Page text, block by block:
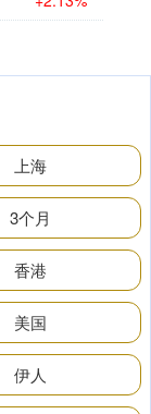
上海
3个月
香港
美国
伊人